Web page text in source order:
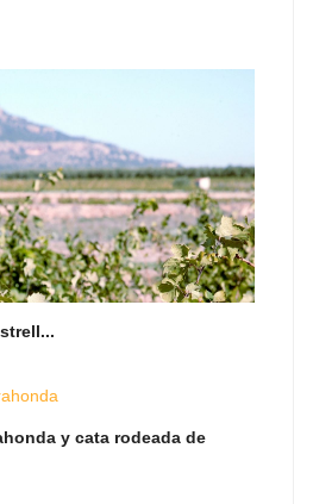
y cata rodeada de